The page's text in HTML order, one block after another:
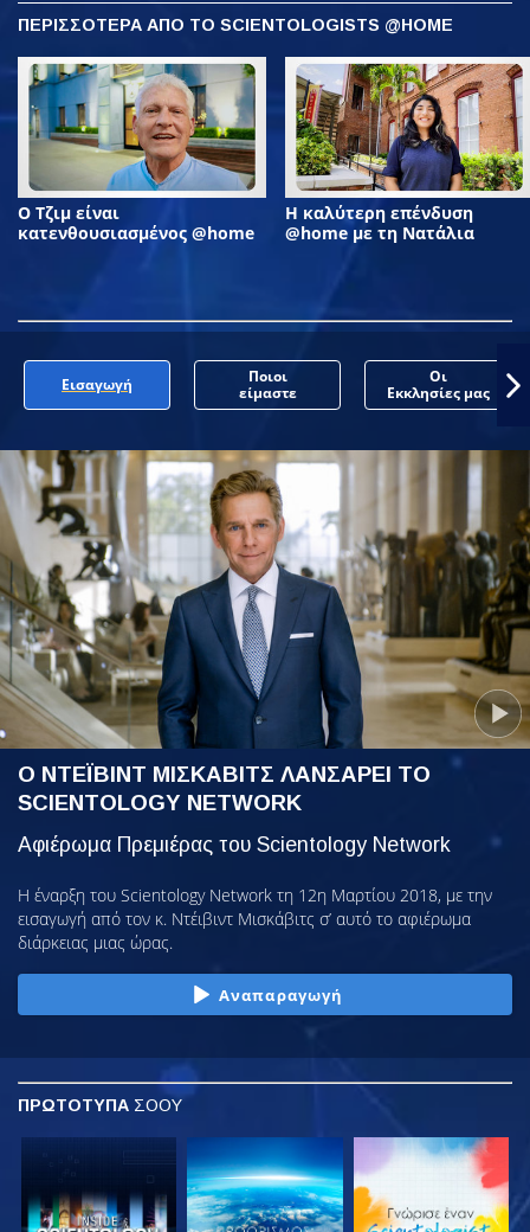
ΠΕΡΙΣΣΟΤΕΡΑ ΑΠΟ ΤΟ SCIENTOLOGISTS @HOME
Ο Τζιμ είναι
κατενθουσιασμένος @home
Η καλύτερη επένδυση
@home με τη Νατάλια
Εισαγωγή
Ποιοι
είμαστε
Οι
Εκκλησίες μας
Ο ΝΤΕΪΒΙΝΤ ΜΙΣΚΑΒΙΤΣ ΛΑΝΣΑΡΕΙ ΤΟ
SCIENTOLOGY NETWORK
Αφιέρωμα Πρεμιέρας του Scientology Network
Η έναρξη του Scientology Network τη 12η Μαρτίου 2018, με την
εισαγωγή από τον κ. Ντέιβιντ Μισκάβιτς σ’ αυτό το αφιέρωμα
διάρκειας μιας ώρας.
Αναπαραγωγή
ΠΡΩΤΟΤΥΠΑ ΣΟΟΥ